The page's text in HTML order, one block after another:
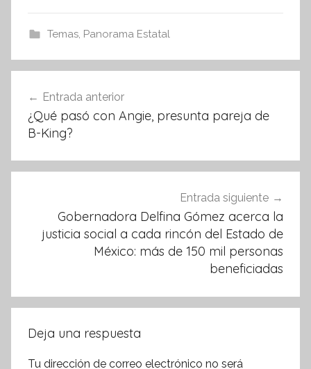
e
b
o
k
er s
A
p
Temas, Panorama Estatal
de
entradas
Entrada anterior
¿Qué pasó con Angie, presunta pareja de
B-King?
Entrada siguiente
Gobernadora Delfina Gómez acerca la
justicia social a cada rincón del Estado de
México: más de 150 mil personas
beneficiadas
Deja una respuesta
Tu dirección de correo electrónico no será